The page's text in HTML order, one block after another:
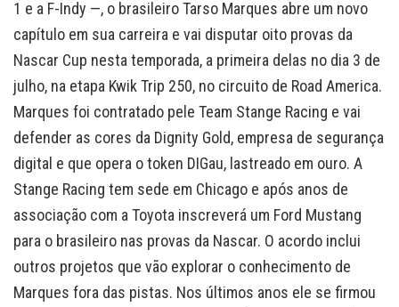
1 e a F-Indy —, o brasileiro Tarso Marques abre um novo
capítulo em sua carreira e vai disputar oito provas da
Nascar Cup nesta temporada, a primeira delas no dia 3 de
julho, na etapa Kwik Trip 250, no circuito de Road America.
Marques foi contratado pele Team Stange Racing e vai
defender as cores da Dignity Gold, empresa de segurança
digital e que opera o token DIGau, lastreado em ouro. A
Stange Racing tem sede em Chicago e após anos de
associação com a Toyota inscreverá um Ford Mustang
para o brasileiro nas provas da Nascar. O acordo inclui
outros projetos que vão explorar o conhecimento de
Marques fora das pistas. Nos últimos anos ele se firmou